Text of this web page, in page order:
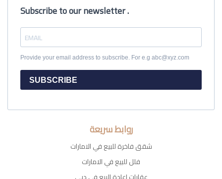
Subscribe to our newsletter .
Provide your email address to subscribe. For e.g abc@xyz.com
SUBSCRIBE
روابط سريعة
شقق فاخرة للبيع في الامارات
فلل للبيع في الامارات